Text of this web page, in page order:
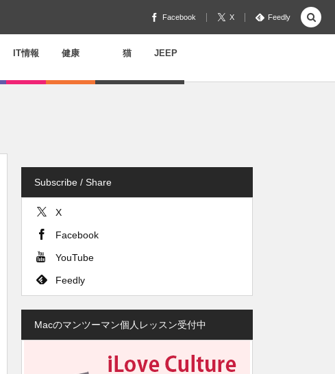
Facebook X Feedly
IT情報 健康 猫 JEEP
Subscribe / Share
X
Facebook
YouTube
Feedly
Macのマンツーマン個人レッスン受付中